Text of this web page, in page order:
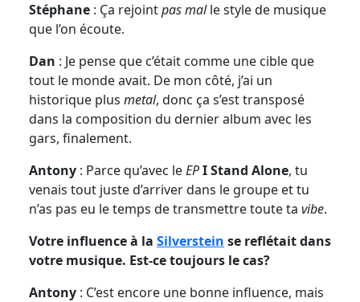
Stéphane : Ça rejointpas malle style de musique
que l’on écoute.
Dan : Je pense que c’était comme une cible que
tout le monde avait. De mon côté, j’ai un
historique plus metal, donc ça s’est transposé
dans la composition du dernier album avec les
gars, finalement.
Antony : Parce qu’avec leEPI Stand Alone, tu
venais tout juste d’arriver dans le groupe et tu
n’as pas eu le temps de transmettre toute ta vibe.
Votre influence à la Silverstein se reflétait dans
votre musique. Est-ce toujours le cas?
Antony : C’est encore une bonne influence, mais